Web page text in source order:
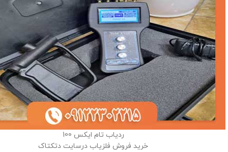
ردیاب تام ایکس 100
خرید فروش فلزیاب درسایت دتکتاک